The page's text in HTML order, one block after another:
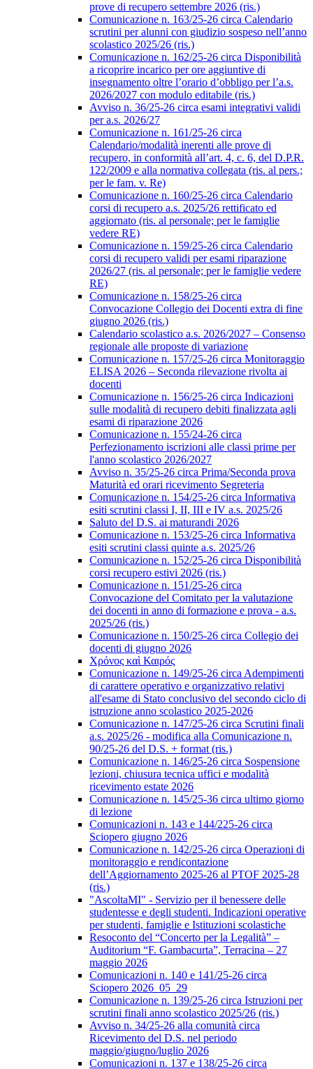
prove di recupero settembre 2026 (ris.)
Comunicazione n. 163/25-26 circa Calendario
scrutini per alunni con giudizio sospeso nell’anno
scolastico 2025/26 (ris.)
Comunicazione n. 162/25-26 circa Disponibilità
a ricoprire incarico per ore aggiuntive di
insegnamento oltre l’orario d’obbligo per l’a.s.
2026/2027 con modulo editabile (ris.)
Avviso n. 36/25-26 circa esami integrativi validi
per a.s. 2026/27
Comunicazione n. 161/25-26 circa
Calendario/modalità inerenti alle prove di
recupero, in conformità all’art. 4, c. 6, del D.P.R.
122/2009 e alla normativa collegata (ris. al pers.;
per le fam. v. Re)
Comunicazione n. 160/25-26 circa Calendario
corsi di recupero a.s. 2025/26 rettificato ed
aggiornato (ris. al personale; per le famiglie
vedere RE)
Comunicazione n. 159/25-26 circa Calendario
corsi di recupero validi per esami riparazione
2026/27 (ris. al personale; per le famiglie vedere
RE)
Comunicazione n. 158/25-26 circa
Convocazione Collegio dei Docenti extra di fine
giugno 2026 (ris.)
Calendario scolastico a.s. 2026/2027 – Consenso
regionale alle proposte di variazione
Comunicazione n. 157/25-26 circa Monitoraggio
ELISA 2026 – Seconda rilevazione rivolta ai
docenti
Comunicazione n. 156/25-26 circa Indicazioni
sulle modalità di recupero debiti finalizzata agli
esami di riparazione 2026
Comunicazione n. 155/24-26 circa
Perfezionamento iscrizioni alle classi prime per
l'anno scolastico 2026/2027
Avviso n. 35/25-26 circa Prima/Seconda prova
Maturità ed orari ricevimento Segreteria
Comunicazione n. 154/25-26 circa Informativa
esiti scrutini classi I, II, III e IV a.s. 2025/26
Saluto del D.S. ai maturandi 2026
Comunicazione n. 153/25-26 circa Informativa
esiti scrutini classi quinte a.s. 2025/26
Comunicazione n. 152/25-26 circa Disponibilità
corsi recupero estivi 2026 (ris.)
Comunicazione n. 151/25-26 circa
Convocazione del Comitato per la valutazione
dei docenti in anno di formazione e prova - a.s.
2025/26 (ris.)
Comunicazione n. 150/25-26 circa Collegio dei
docenti di giugno 2026
Χρόνος καὶ Καιρός
Comunicazione n. 149/25-26 circa Adempimenti
di carattere operativo e organizzativo relativi
all'esame di Stato conclusivo del secondo ciclo di
istruzione anno scolastico 2025-2026
Comunicazione n. 147/25-26 circa Scrutini finali
a.s. 2025/26 - modifica alla Comunicazione n.
90/25-26 del D.S. + format (ris.)
Comunicazione n. 146/25-26 circa Sospensione
lezioni, chiusura tecnica uffici e modalità
ricevimento estate 2026
Comunicazione n. 145/25-36 circa ultimo giorno
di lezione
Comunicazioni n. 143 e 144/225-26 circa
Sciopero giugno 2026
Comunicazione n. 142/25-26 circa Operazioni di
monitoraggio e rendicontazione
dell’Aggiornamento 2025-26 al PTOF 2025-28
(ris.)
"AscoltaMI" - Servizio per il benessere delle
studentesse e degli studenti. Indicazioni operative
per studenti, famiglie e Istituzioni scolastiche
Resoconto del “Concerto per la Legalità” –
Auditorium “F. Gambacurta”, Terracina – 27
maggio 2026
Comunicazioni n. 140 e 141/25-26 circa
Sciopero 2026_05_29
Comunicazione n. 139/25-26 circa Istruzioni per
scrutini finali anno scolastico 2025/26 (ris.)
Avviso n. 34/25-26 alla comunità circa
Ricevimento del D.S. nel periodo
maggio/giugno/luglio 2026
Comunicazioni n. 137 e 138/25-26 circa